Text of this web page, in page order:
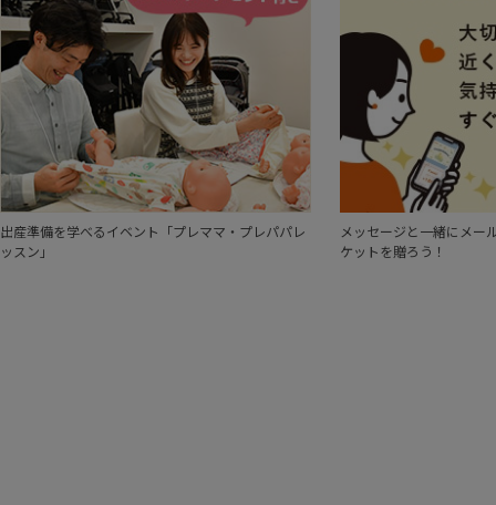
出産準備を学べるイベント「プレママ・プレパパレ
ッスン」
メッセージと一緒にメー
ケットを贈ろう！